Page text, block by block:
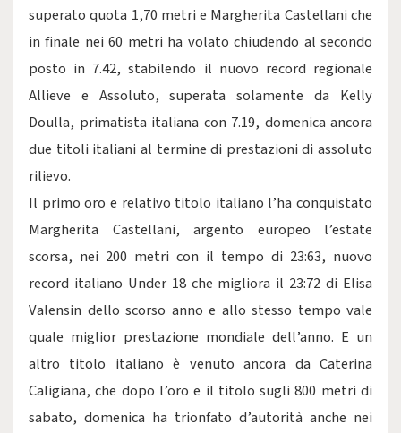
superato quota 1,70 metri e Margherita Castellani che
in finale nei 60 metri ha volato chiudendo al secondo
posto in 7.42, stabilendo il nuovo record regionale
Allieve e Assoluto, superata solamente da Kelly
Doulla, primatista italiana con 7.19, domenica ancora
due titoli italiani al termine di prestazioni di assoluto
rilievo.
Il primo oro e relativo titolo italiano l’ha conquistato
Margherita Castellani, argento europeo l’estate
scorsa, nei 200 metri con il tempo di 23:63, nuovo
record italiano Under 18 che migliora il 23:72 di Elisa
Valensin dello scorso anno e allo stesso tempo vale
quale miglior prestazione mondiale dell’anno. E un
altro titolo italiano è venuto ancora da Caterina
Caligiana, che dopo l’oro e il titolo sugli 800 metri di
sabato, domenica ha trionfato d’autorità anche nei